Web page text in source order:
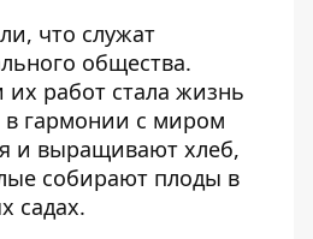
что служат
общества.
работ стала жизнь
в гармонии с миром
и выращивают хлеб,
собирают плоды в
садах.